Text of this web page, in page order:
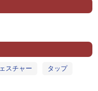
スチャー タップ